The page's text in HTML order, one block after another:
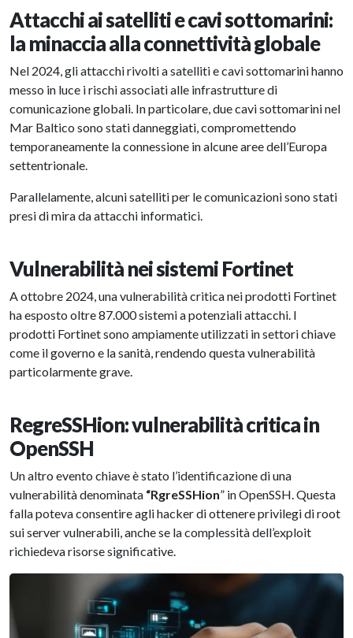
Attacchi ai satelliti e cavi sottomarini:
la minaccia alla connettività globale
Nel 2024, gli attacchi rivolti a satelliti e cavi sottomarini hanno
messo in luce i rischi associati alle infrastrutture di
comunicazione globali. In particolare, due cavi sottomarini nel
Mar Baltico sono stati danneggiati, compromettendo
temporaneamente la connessione in alcune aree dell’Europa
settentrionale.
Parallelamente, alcuni satelliti per le comunicazioni sono stati
presi di mira da attacchi informatici.
Vulnerabilità nei sistemi Fortinet
A ottobre 2024, una vulnerabilità critica nei prodotti Fortinet
ha esposto oltre 87.000 sistemi a potenziali attacchi. I
prodotti Fortinet sono ampiamente utilizzati in settori chiave
come il governo e la sanità, rendendo questa vulnerabilità
particolarmente grave.
RegreSSHion: vulnerabilità critica in
OpenSSH
Un altro evento chiave è stato l’identificazione di una
vulnerabilità denominata “RgreSSHion” in OpenSSH. Questa
falla poteva consentire agli hacker di ottenere privilegi di root
sui server vulnerabili, anche se la complessità dell’exploit
richiedeva risorse significative.